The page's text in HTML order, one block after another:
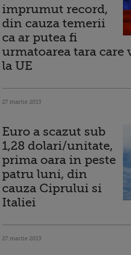
imprumut record,
din cauza temerii
ca ar putea fi
urmatoarea tara care
la UE
27 martie 2013
Euro a scazut sub
1,28 dolari/unitate,
prima oara in peste
patru luni, din
cauza Ciprului si
Italiei
27 martie 2013